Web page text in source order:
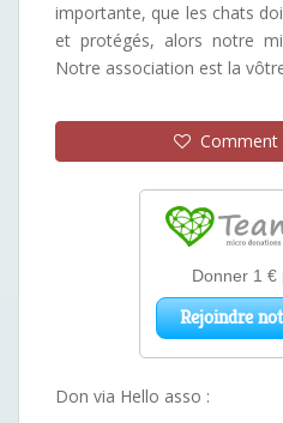
importante, que les chats
et protégés, alors notre
Notre association est la
Comment
Don via Hello asso :